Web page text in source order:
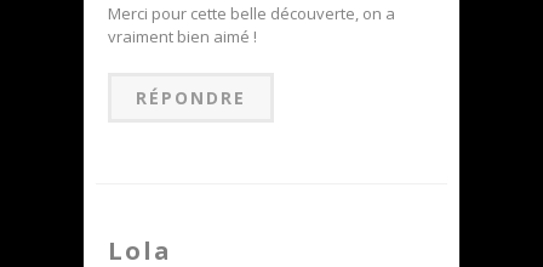
Merci pour cette belle découverte, on a
vraiment bien aimé !
RÉPONDRE
Lola